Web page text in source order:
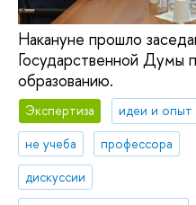
Накануне прошло
Государственной Думы
образованию.
Экспертиза
идеи и опыт
не учеба
профессора
дискуссии